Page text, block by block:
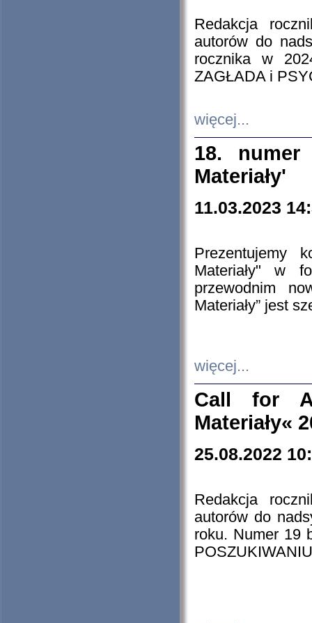
Redakcja
autorów do
rocznika w
ZAGŁADA i
więcej...
18. numer
Materiały'
11.03.2023
Prezentujemy
Materiały" w
przewodnim
Materiały” jest
więcej...
Call for
Materiały«
25.08.2022
Redakcja
autorów do
roku. Numer 19